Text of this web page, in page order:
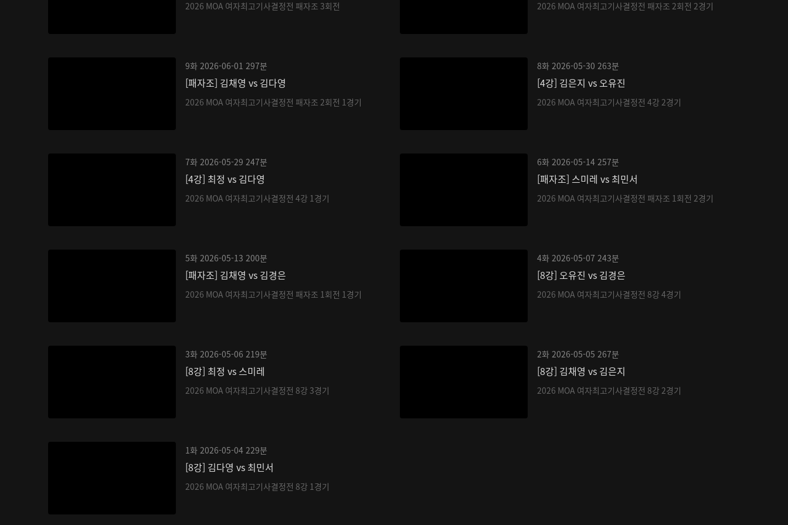
2026 MOA 여자최고기사결정전 패자조 3회전 2026 MOA 여자최고기사결정전 패자조 2회전 2경기
9화 2026-06-01 297분
[패자조] 김채영 vs 김다영
2026 MOA 여자최고기사결정전 패자조 2회전 1경기
8화 2026-05-30 263분
[4강] 김은지 vs 오유진
2026 MOA 여자최고기사결정전 4강 2경기
7화 2026-05-29 247분
[4강] 최정 vs 김다영
2026 MOA 여자최고기사결정전 4강 1경기
6화 2026-05-14 257분
[패자조] 스미레 vs 최민서
2026 MOA 여자최고기사결정전 패자조 1회전 2경기
5화 2026-05-13 200분
[패자조] 김채영 vs 김경은
2026 MOA 여자최고기사결정전 패자조 1회전 1경기
4화 2026-05-07 243분
[8강] 오유진 vs 김경은
2026 MOA 여자최고기사결정전 8강 4경기
3화 2026-05-06 219분
[8강] 최정 vs 스미레
2026 MOA 여자최고기사결정전 8강 3경기
2화 2026-05-05 267분
[8강] 김채영 vs 김은지
2026 MOA 여자최고기사결정전 8강 2경기
1화 2026-05-04 229분
[8강] 김다영 vs 최민서
2026 MOA 여자최고기사결정전 8강 1경기